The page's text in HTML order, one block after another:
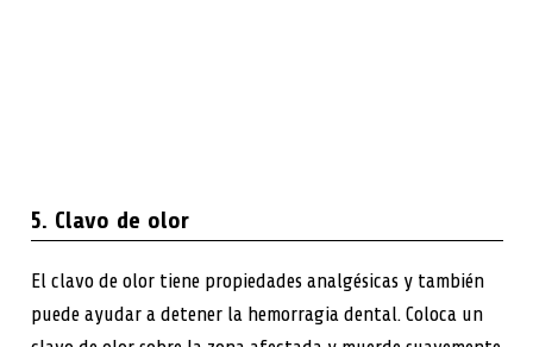
5. Clavo de olor
El clavo de olor tiene propiedades analgésicas y también
puede ayudar a detener la hemorragia dental. Coloca un